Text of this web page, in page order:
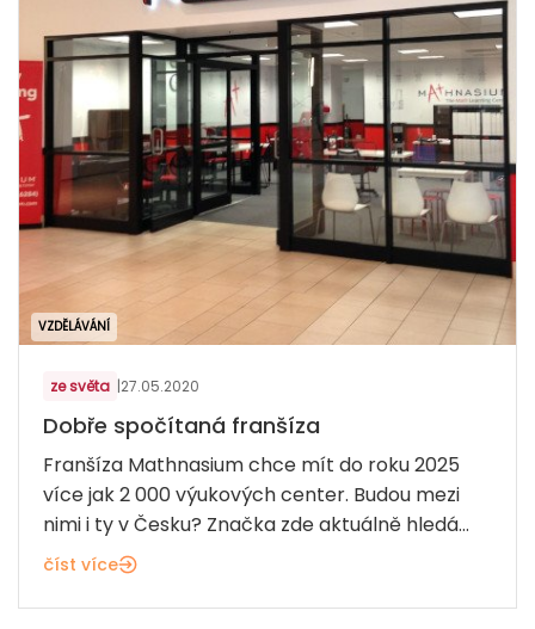
VZDĚLÁVÁNÍ
ze světa |27.05.2020
Dobře spočítaná franšíza
Franšíza Mathnasium chce mít do roku 2025
více jak 2 000 výukových center. Budou mezi
nimi i ty v Česku? Značka zde aktuálně hledá...
číst více